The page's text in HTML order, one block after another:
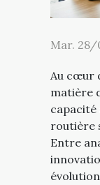
Mar.
Au cœur
matière
routière
Entre